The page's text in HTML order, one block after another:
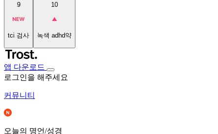
9
tci 검사
10
녹색 adhd약
앱 다운로드
로그인을 해주세요
커뮤니티
오늘의 명언/성경